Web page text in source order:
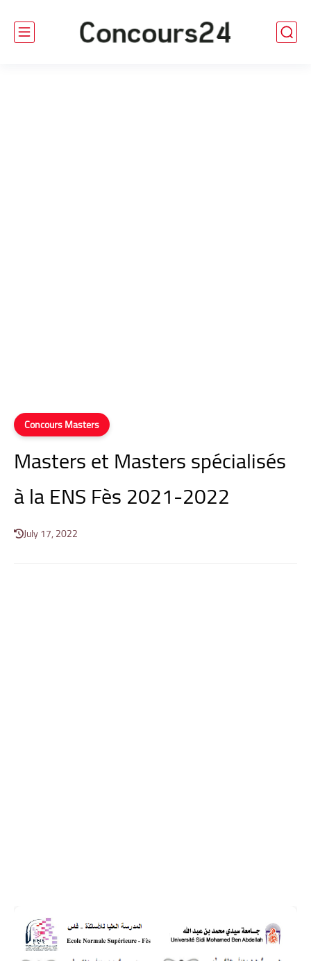
Concours Masters
Masters et Masters spécialisés
à la ENS Fès 2021-2022
July 17, 2022